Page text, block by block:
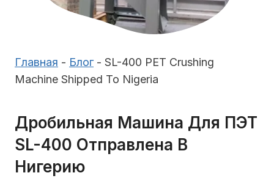
Главная - Блог- SL-400 PET Crushing
Machine Shipped To Nigeria
Дробильная Машина Для ПЭТ
SL-400 Отправлена ​​в
Нигерию